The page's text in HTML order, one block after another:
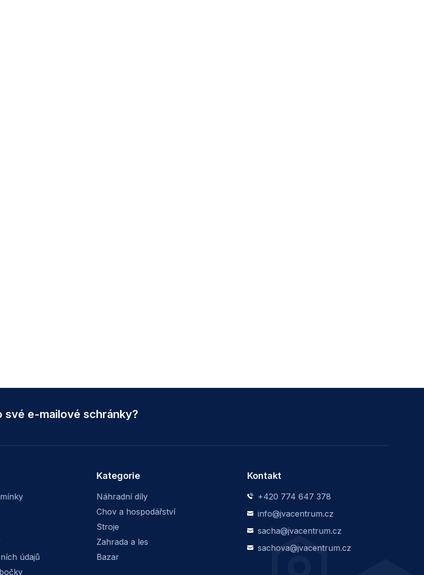
své e-mailové schránky?
údajů
Kategorie
Náhradní díly
Chov a hospodářství
Stroje
Zahrada a les
Bazar
Kontakt
+420 774 647 378
info@jvacentrum.cz
sacha@jvacentrum.cz
sachova@jvacentrum.cz